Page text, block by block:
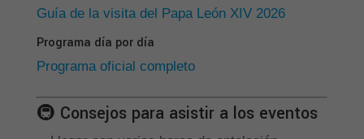
Guía de la visita del Papa León XIV 2026
Programa día por día
Programa oficial completo
🚇 Consejos para asistir a los eventos